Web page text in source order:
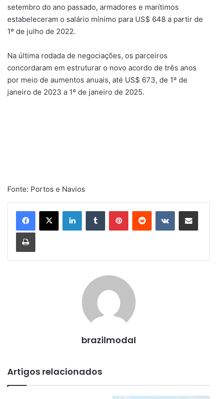
setembro do ano passado, armadores e marítimos
estabeleceram o salário mínimo para US$ 648 a partir de
1º de julho de 2022.
Na última rodada de negociações, os parceiros
concordaram em estruturar o novo acordo de três anos
por meio de aumentos anuais, até US$ 673, de 1º de
janeiro de 2023 a 1º de janeiro de 2025.
Fonte: Portos e Navios
LinkedinTumblr PinterestReddit VK Compartilhar via e-mail
Imprimir
brazilmodal
Artigos relacionados